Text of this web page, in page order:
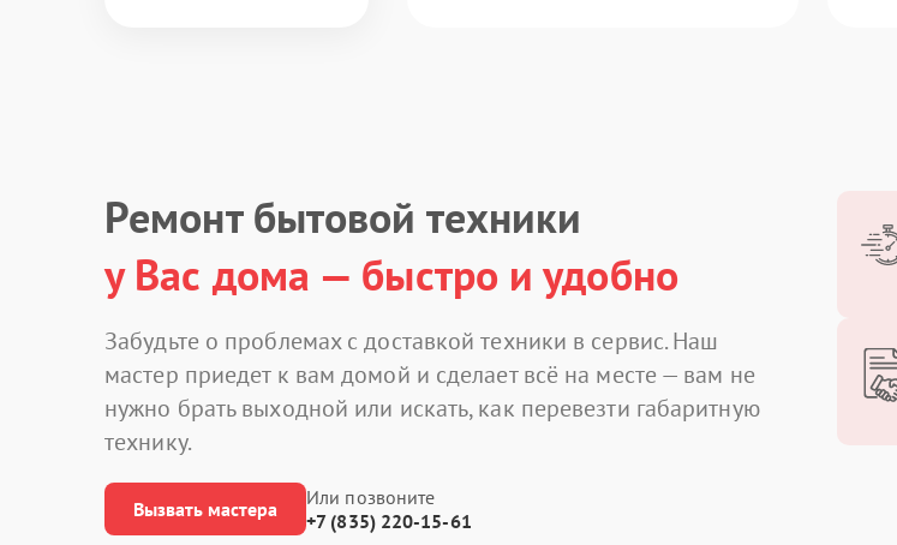
Ремонт бытовой техники
у Вас дома — быстро и удобно
Забудьте о проблемах с доставкой техники в сервис. Наш
мастер приедет к вам домой и сделает всё на месте — вам не
нужно брать выходной или искать, как перевезти габаритную
технику.
Вызвать мастера
Или позвоните
+7 (835) 220-15-61